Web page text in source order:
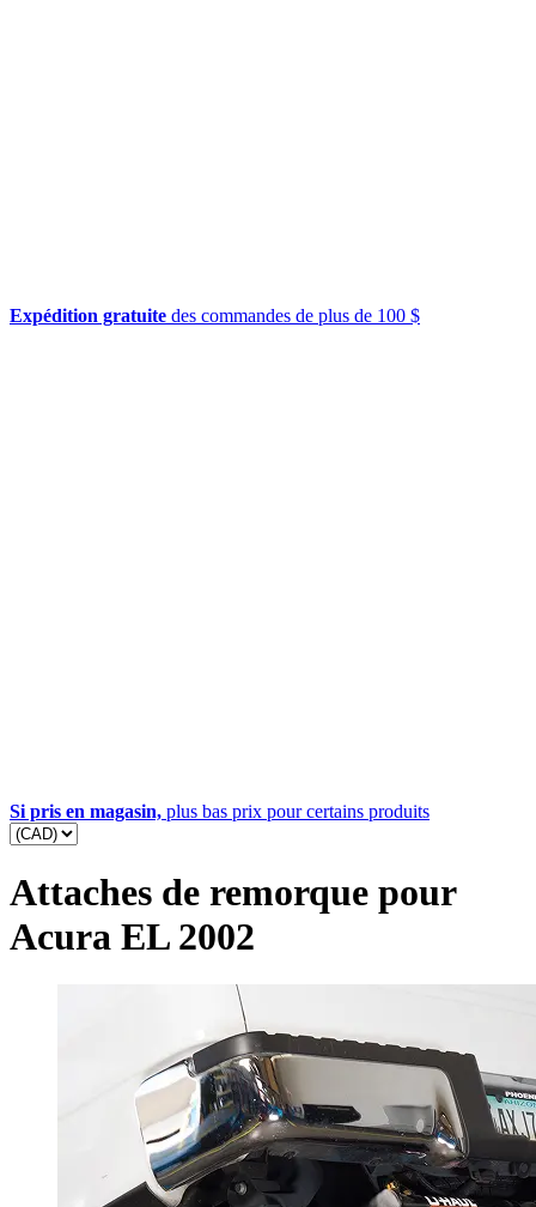
Expédition gratuite des commandes de plus de 100 $
Si pris en magasin, plus bas prix pour certains produits
Attaches de remorque pour
Acura EL 2002